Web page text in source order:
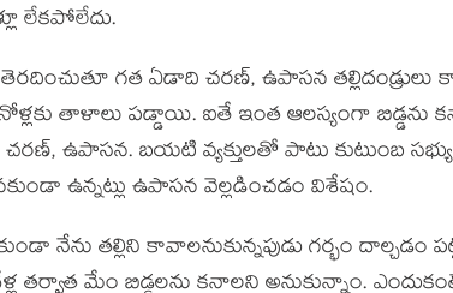
లేక‌పోలేదు.
గ‌త ఏడాది చ‌ర‌ణ్‌, ఉపాస‌న త‌ల్లిదండ్రులు
తాళాలు ప‌డ్డాయి. ఐతే ఇంత ఆల‌స్యంగా బిడ్డ‌ను
ఉపాస‌న‌. బ‌య‌టి వ్య‌క్తుల‌తో పాటు కుటుంబ
ఉన్న‌ట్లు ఉపాస‌న వెల్ల‌డించ‌డం విశేషం.
నేను త‌ల్లిని కావాల‌నుకున్న‌పుడు గ‌ర్భం
త‌ర్వాత మేం బిడ్డ‌ల‌ను కనాల‌ని అనుకున్నాం.